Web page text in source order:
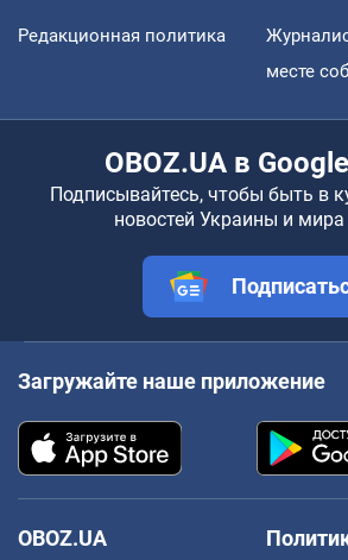
Редакционная политика
месте
OBOZ.UA в
Подписывайтесь, чтобы быть в
новостей Украины и мира
Загружайте наше приложение
OBOZ.UA